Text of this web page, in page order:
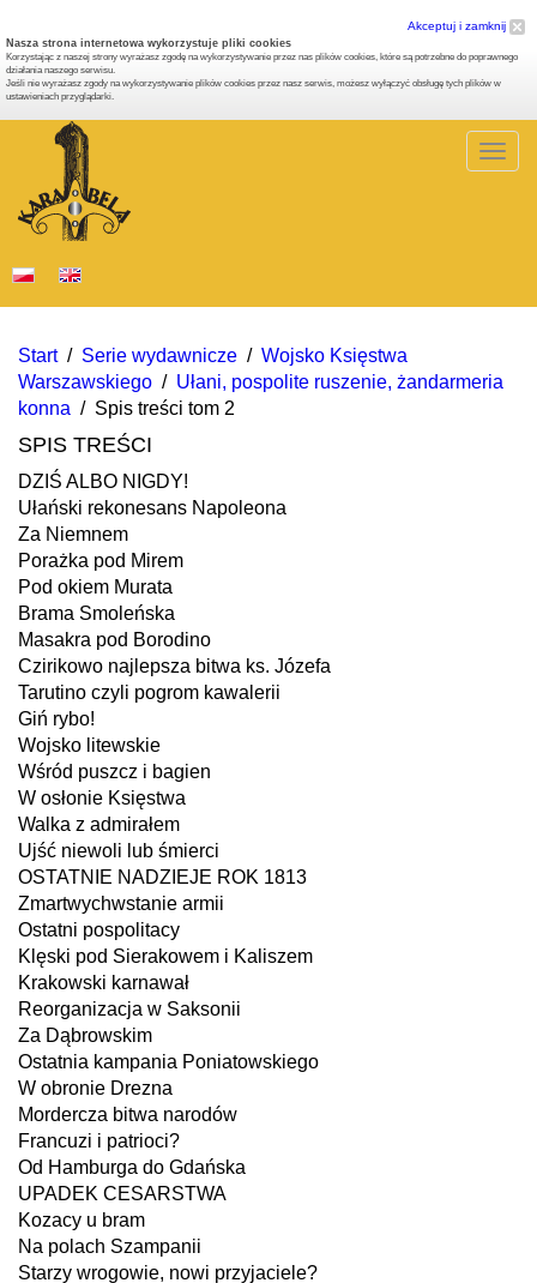
Akceptuj i zamknij
Nasza strona internetowa wykorzystuje pliki cookies
Korzystając z naszej strony wyrażasz zgodę na wykorzystywanie przez nas plików cookies, które są potrzebne do poprawnego
działania naszego serwisu.
Jeśli nie wyrażasz zgody na wykorzystywanie plików cookies przez nasz serwis, możesz wyłączyć obsługę tych plików w
ustawieniach przyglądarki.
Start/ Serie wydawnicze / Wojsko Księstwa
Warszawskiego / Ułani, pospolite ruszenie, żandarmeria
konna / Spis treści tom 2
SPIS TREŚCI
DZIŚ ALBO NIGDY!
Ułański rekonesans Napoleona
Za Niemnem
Porażka pod Mirem
Pod okiem Murata
Brama Smoleńska
Masakra pod Borodino
Czirikowo najlepsza bitwa ks. Józefa
Tarutino czyli pogrom kawalerii
Giń rybo!
Wojsko litewskie
Wśród puszcz i bagien
W osłonie Księstwa
Walka z admirałem
Ujść niewoli lub śmierci
OSTATNIE NADZIEJE ROK 1813
Zmartwychwstanie armii
Ostatni pospolitacy
Klęski pod Sierakowem i Kaliszem
Krakowski karnawał
Reorganizacja w Saksonii
Za Dąbrowskim
Ostatnia kampania Poniatowskiego
W obronie Drezna
Mordercza bitwa narodów
Francuzi i patrioci?
Od Hamburga do Gdańska
UPADEK CESARSTWA
Kozacy u bram
Na polach Szampanii
Starzy wrogowie, nowi przyjaciele?